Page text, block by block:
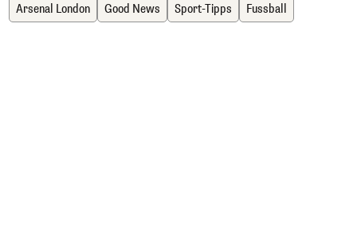
Arsenal London Good News Sport-Tipps Fussball